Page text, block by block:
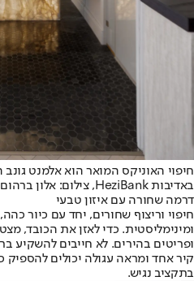
חיפוי האוניקס המואר הוא אלמנט
באדיבות HeziBank, צילום: אלון ברהום
דרמה שחורה עם איזון טבעי
חיפוי וריצוף שחורים, יחד עם כיור
ומינימליסטית. כדי לאזן את הכובד,
ופריטים בהירים. לא חייבים להשקיע
קיר אחד ומראה עגולה יכולים
בתקציב נגיש.